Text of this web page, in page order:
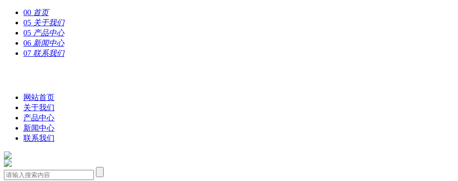
00 首页
05 关于我们
05 产品中心
06 新闻中心
07 联系我们
网站首页
关于我们
产品中心
新闻中心
联系我们